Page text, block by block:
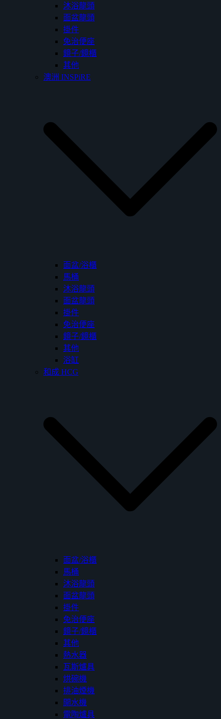
沐浴龍頭
面盆龍頭
掛件
免治便座
鏡子/鏡櫃
其他
澳洲 INSPiRE
面盆/浴櫃
馬桶
沐浴龍頭
面盆龍頭
掛件
免治便座
鏡子/鏡櫃
其他
浴缸
和成 HCG
面盆/浴櫃
馬桶
沐浴龍頭
面盆龍頭
掛件
免治便座
鏡子/鏡櫃
其他
熱水器
瓦斯爐具
烘碗機
排油煙機
開水機
電陶爐具